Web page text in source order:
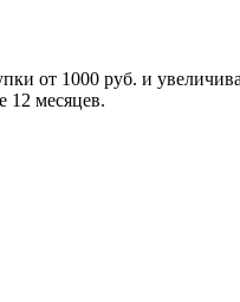
от 1000 руб. и
12 месяцев.